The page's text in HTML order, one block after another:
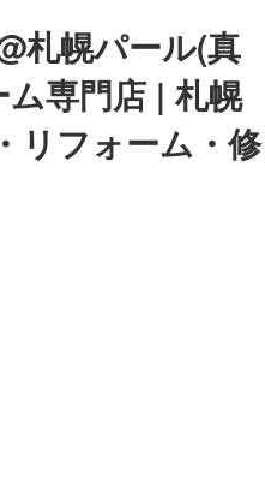
札幌パール(真
専門店 | 札幌
リフォーム・修